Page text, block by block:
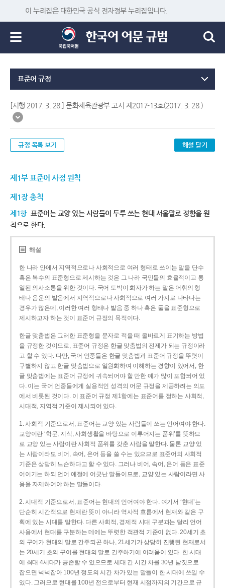
이 누리집은 대한민국 공식 전자정부 누리집입니다.
표준어 규정
[시행 2017. 3. 28.] 문화체육관광부 고시 제2017-13호(2017. 3. 28.)
규정 목록 보기 해설 닫기
제1부 표준어 사정 원칙
제1장 총칙
제1항 표준어는 교양 있는 사람들이 두루 쓰는 현대 서울말로 정함을 원
칙으로 한다.
해설
한 나라 안에서 지역적으로나 사회적으로 여러 형태로 쓰이는 말을 단수
혹은 복수의 표준형으로 제시하는 것은 그 나라 국민들의 효율적이고 통
일된 의사소통을 위한 것이다. 국어 토박이 화자가 하는 말은 어휘의 형
태나 음운의 발음에서 지역적으로나 사회적으로 여러 가지로 나타나는
경우가 많은데, 이러한 여러 형태나 발음 중 하나 혹은 둘을 표준형으로
제시하고자 하는 것이 표준어 규정의 목적이다.
한글 맞춤법은 그러한 표준형을 문자로 적을 때 올바르게 표기하는 방법
을 규정한 것이므로, 표준어 규정은 한글 맞춤법의 전제가 되는 규정이라
고 할 수 있다. 다만, 국어 언중들은 한글 맞춤법과 표준어 규정을 뚜렷이
구별하지 않고 한글 맞춤법으로 일원화하여 이해하는 경향이 있어서, 한
글 맞춤법에는 표준어 규정에 귀속되어야 할 만한 예가 많이 포함되어 있
다. 이는 국어 언중들에게 실용적인 성격의 어문 규정을 제공하려는 의도
에서 비롯된 것이다. 이 표준어 규정 제1항에는 표준어를 정하는 사회적,
시대적, 지역적 기준이 제시되어 있다.
1. 사회적 기준으로서, 표준어는 교양 있는 사람들이 쓰는 언어여야 한다.
교양이란 ‘학문, 지식, 사회생활을 바탕으로 이루어지는 품위’를 뜻하므
로 교양 있는 사람이란 사회적 품위를 갖춘 사람을 말한다. 물론 교양 있
는 사람이라도 비어, 속어, 은어 등을 쓸 수는 있으므로 표준어의 사회적
기준은 상당히 느슨하다고 할 수 있다. 그러나 비어, 속어, 은어 등은 표준
어이기는 하되 언어 예절에 어긋난 말들이므로, 교양 있는 사람이라면 사
용을 자제하여야 하는 말들이다.
2. 시대적 기준으로서, 표준어는 현대의 언어여야 한다. 여기서 ‘현대’는
단순히 시간적으로 현재란 뜻이 아니라 역사적 흐름에서 현재와 같은 구
획에 있는 시대를 말한다. 다른 사회적, 경제적 시대 구분과는 달리 언어
사용에서 현대를 구분하는 데에는 뚜렷한 객관적 기준이 없다. 20세기 초
의 구어가 현대의 말로 간주되곤 하나, 21세기가 상당히 진행된 현재로서
는 20세기 초의 구어를 현대의 말로 간주하기에 어려움이 있다. 한 시대
에 최대 4세대가 공존할 수 있으므로 세대 간 시간 차를 30년 남짓으로
잡으면 넉넉잡아 100년 정도의 시간 차가 있는 말들이 한 시대에 쓰일 수
있다. 그러므로 현대를 100년 전으로부터 현재 시점까지의 기간으로 규